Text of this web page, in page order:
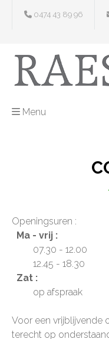
0474 43 89 96
Menu
Ma -
07.30 -
12.45 -
Zat
op
Voor een vrijblijvende
terecht op